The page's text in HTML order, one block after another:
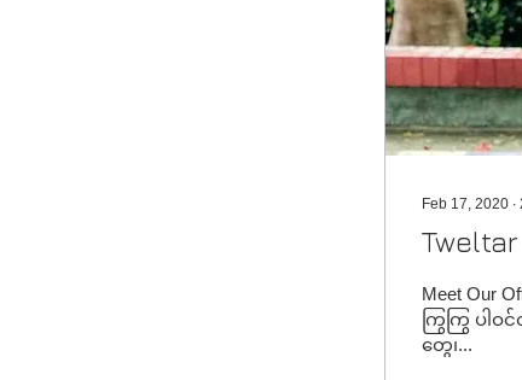
Feb 17, 2020 ∙
Meet Our
ကြွကြွ ပါ
တွေ၊...